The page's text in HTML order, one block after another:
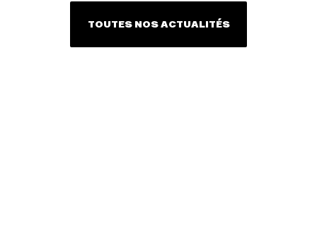
TOUTES NOS ACTUALITÉS